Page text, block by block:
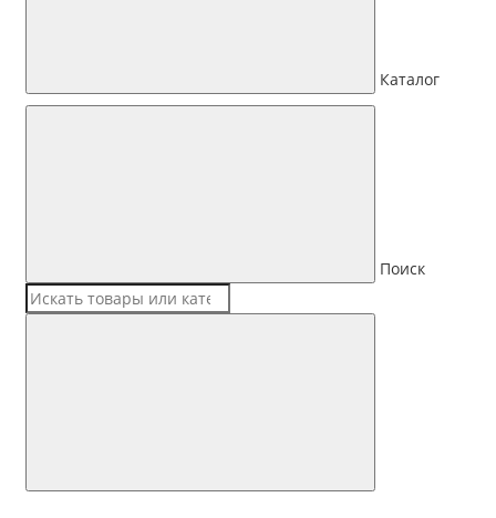
Каталог
Поиск